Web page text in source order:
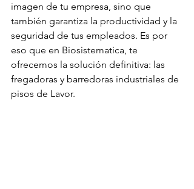
imagen de tu empresa, sino que
también garantiza la productividad y la
seguridad de tus empleados. Es por
eso que en Biosistematica, te
ofrecemos la solución definitiva: las
fregadoras y barredoras industriales de
pisos de Lavor.